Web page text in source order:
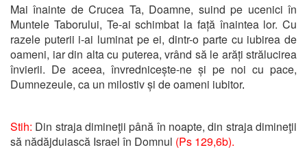
Mai înainte de Crucea Ta, Doamne, suind pe ucenici în
Muntele Taborului, Te-ai schimbat la față înaintea lor. Cu
razele puterii i-ai luminat pe ei, dintr-o parte cu iubirea de
oameni, iar din alta cu puterea, vrând să le arăți strălucirea
învierii. De aceea, învrednicește-ne și pe noi cu pace,
Dumnezeule, ca un milostiv și de oameni iubitor.
Stih: Din straja dimineţii până în noapte, din straja dimineţii
să nădăjduiască Israel în Domnul (Ps 129,6b).